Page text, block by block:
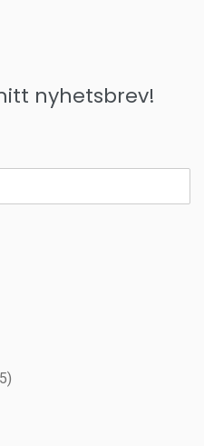
nyhetsbrev!